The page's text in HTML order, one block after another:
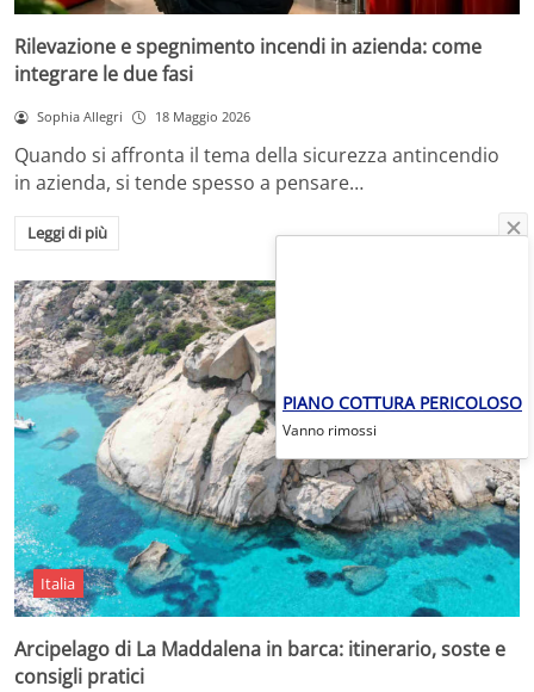
Rilevazione e spegnimento incendi in azienda: come
integrare le due fasi
Sophia Allegri 18 Maggio 2026
Quando si affronta il tema della sicurezza antincendio
in azienda, si tende spesso a pensare…
Leggi di più
Italia
Arcipelago di La Maddalena in barca: itinerario, soste e
consigli pratici
PIANO COTTURA PERICOLOSO
Vanno rimossi